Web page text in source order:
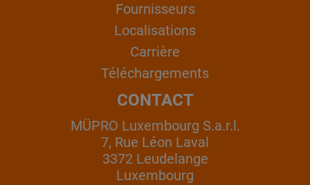
Fournisseurs
Localisations
Carrière
Téléchargements
CONTACT
MÜPRO Luxembourg S.a.r.l.
7, Rue Léon Laval
3372 Leudelange
Luxembourg